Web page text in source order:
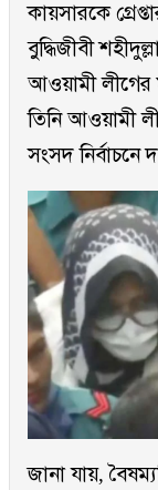
কায়সারকে
বুদ্ধিজীবী
আওয়ামী লীগের
তিনি আওয়ামী
সংসদ নির্বাচনে
জানা যায়,